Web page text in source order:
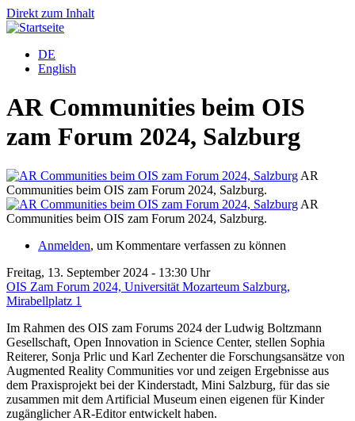
Direkt zum Inhalt
DE
English
AR Communities beim OIS
zam Forum 2024, Salzburg
AR
Communities beim OIS zam Forum 2024, Salzburg.
AR
Communities beim OIS zam Forum 2024, Salzburg.
Anmelden, um Kommentare verfassen zu können
Freitag, 13. September 2024 - 13:30 Uhr
OIS Zam Forum 2024, Universität Mozarteum Salzburg,
Mirabellplatz 1
Im Rahmen des OIS zam Forums 2024 der Ludwig Boltzmann
Gesellschaft, Open Innovation in Science Center, stellen Sophia
Reiterer, Sonja Prlic und Karl Zechenter die Forschungsansätze von
Augmented Reality Communities vor und zeigen Ergebnisse aus
dem Praxisprojekt bei der Kinderstadt, Mini Salzburg, für das sie
zusammen mit dem Artificial Museum einen eigenen für Kinder
zugänglicher AR-Editor entwickelt haben.